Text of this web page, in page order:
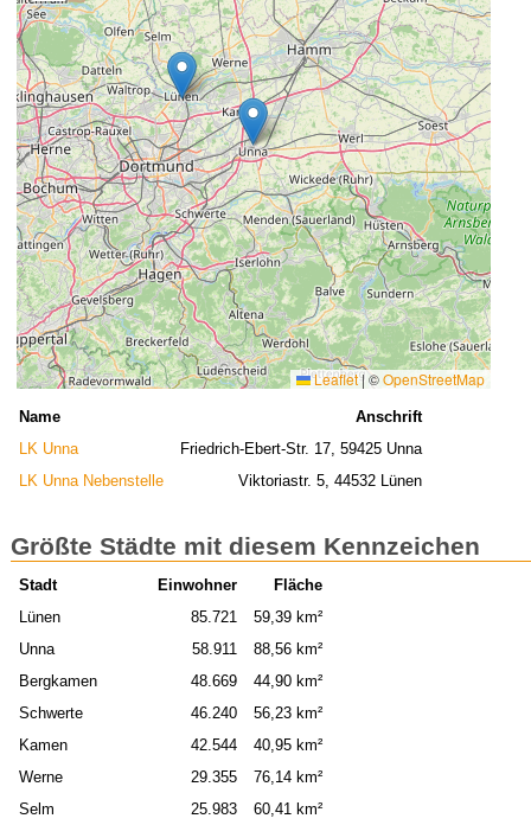
Leaflet|©OpenStreetMap
Name
Anschrift
LK Unna
Friedrich-Ebert-Str. 17, 59425 Unna
LK Unna Nebenstelle
Viktoriastr. 5, 44532 Lünen
Größte Städte mit diesem Kennzeichen
Stadt Einwohner
Fläche
Lünen
85.721
59,39 km²
Unna
58.911
88,56 km²
Bergkamen
48.669
44,90 km²
Schwerte
46.240
56,23 km²
Kamen
42.544
40,95 km²
Werne
29.355
76,14 km²
Selm
25.983
60,41 km²